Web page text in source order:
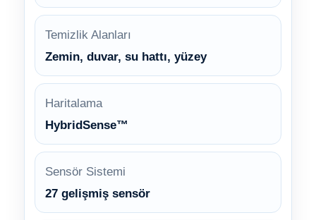
Temizlik Alanları
Zemin, duvar, su hattı, yüzey
Haritalama
HybridSense™
Sensör Sistemi
27 gelişmiş sensör